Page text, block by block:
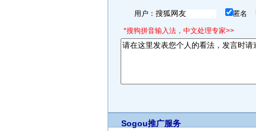
用户： 匿名
*搜狗拼音输入法，中文处理专家>>
Sogou推广服务